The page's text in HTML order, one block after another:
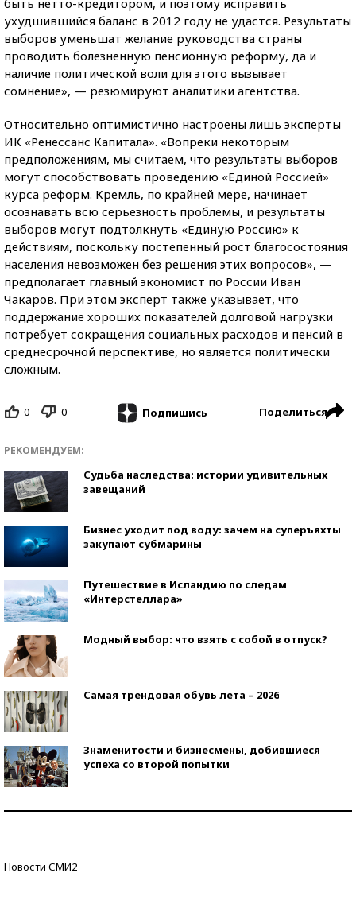
быть нетто-кредитором, и поэтому исправить
ухудшившийся баланс в 2012 году не удастся. Результаты
выборов уменьшат желание руководства страны
проводить болезненную пенсионную реформу, да и
наличие политической воли для этого вызывает
сомнение», — резюмируют аналитики агентства.
Относительно оптимистично настроены лишь эксперты
ИК «Ренессанс Капитала». «Вопреки некоторым
предположениям, мы считаем, что результаты выборов
могут способствовать проведению «Единой Россией»
курса реформ. Кремль, по крайней мере, начинает
осознавать всю серьезность проблемы, и результаты
выборов могут подтолкнуть «Единую Россию» к
действиям, поскольку постепенный рост благосостояния
населения невозможен без решения этих вопросов», —
предполагает главный экономист по России Иван
Чакаров. При этом эксперт также указывает, что
поддержание хороших показателей долговой нагрузки
потребует сокращения социальных расходов и пенсий в
среднесрочной перспективе, но является политически
сложным.
0 0 Подпишись Поделиться
РЕКОМЕНДУЕМ:
Судьба наследства: истории удивительных
завещаний
Бизнес уходит под воду: зачем на суперъяхты
закупают субмарины
Путешествие в Исландию по следам
«Интерстеллара»
Модный выбор: что взять с собой в отпуск?
Самая трендовая обувь лета – 2026
Знаменитости и бизнесмены, добившиеся
успеха со второй попытки
Новости СМИ2